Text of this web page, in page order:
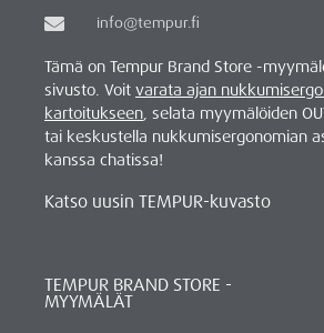
info@tempur.fi
Tämä on Tempur Brand Store -
sivusto. Voit varata ajan
kartoitukseen, selata myymälöiden
tai keskustella nukkumisergonomian
kanssa chatissa!
Katso uusin TEMPUR-kuvasto
TEMPUR BRAND STORE -
MYYMÄLÄT